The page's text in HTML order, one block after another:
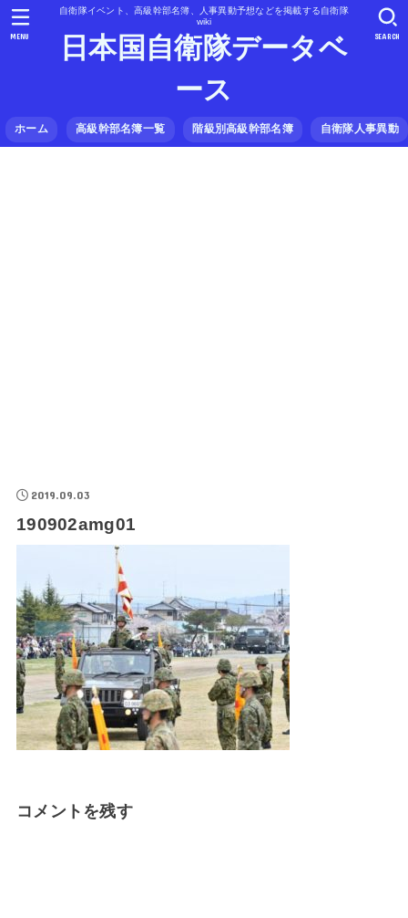
自衛隊イベント、高級幹部名簿、人事異動予想などを掲載する自衛隊
wiki
日本国自衛隊データベ
ース
ホーム 高級幹部名簿一覧 階級別高級幹部名簿 自衛隊人事異動
SEARCH
MENU
2019.09.03
190902amg01
コメントを残す